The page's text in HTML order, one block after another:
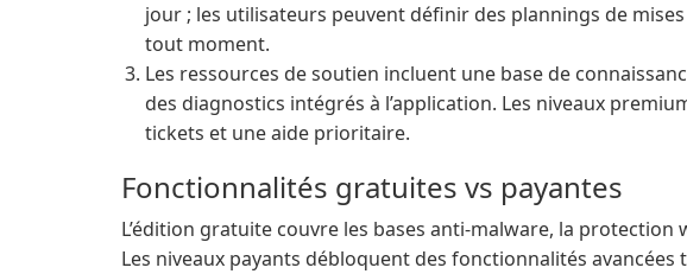
jour ; les utilisateurs peuvent définir des plannings de
tout moment.
Les ressources de soutien incluent une base de
des diagnostics intégrés à l’application. Les niveaux
tickets et une aide prioritaire.
Fonctionnalités gratuites vs payantes
L’édition gratuite couvre les bases anti-malware, la protection
Les niveaux payants débloquent des fonctionnalités avancées